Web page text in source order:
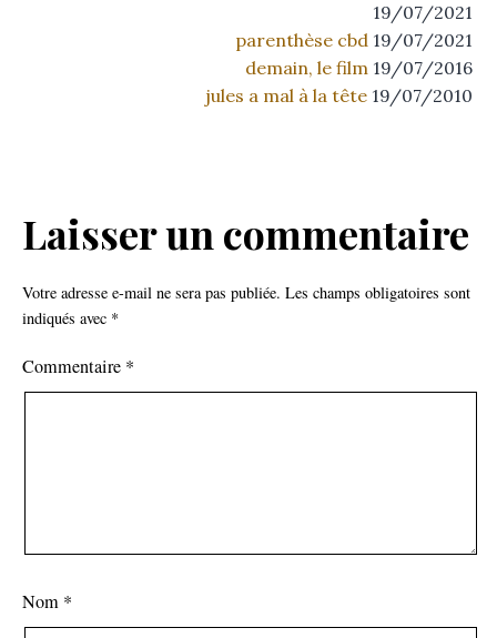
19/07/2021
parenthèse cbd 19/07/2021
demain, le film 19/07/2016
jules a mal à la tête 19/07/2010
Laisser un commentaire
Votre adresse e-mail ne sera pas publiée. Les champs obligatoires sont
indiqués avec *
Commentaire *
Nom *